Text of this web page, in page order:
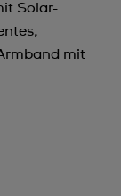
Solar-
mit